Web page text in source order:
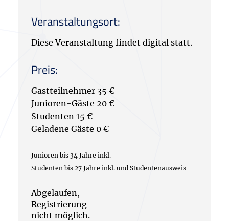
Veranstaltungsort:
Diese Veranstaltung findet digital statt.
Preis:
Gastteilnehmer 35 €
Junioren-Gäste 20 €
Studenten 15 €
Geladene Gäste 0 €
Junioren bis 34 Jahre inkl.
Studenten bis 27 Jahre inkl. und Studentenausweis
Abgelaufen,
Registrierung
nicht möglich.